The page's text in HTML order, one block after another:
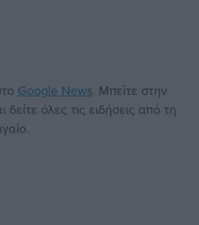
Google News. Μπείτε στην
δείτε όλες τις ειδήσεις από τη